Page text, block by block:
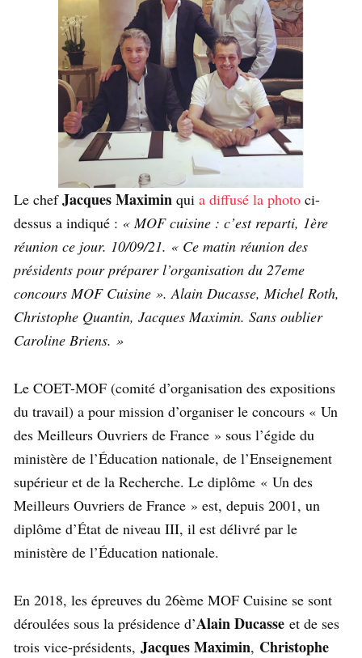
Le chefJacques Maximin qui a diffusé la photo ci-
dessus a indiqué : « MOF cuisine : c’est reparti, 1ère
réunion ce jour. 10/09/21. « Ce matin réunion des
présidents pour préparer l’organisation du 27eme
concours MOF Cuisine ». Alain Ducasse, Michel Roth,
Christophe Quantin, Jacques Maximin. Sans oublier
Caroline Briens. »
Le COET-MOF (comité d’organisation des expositions
du travail) a pour mission d’organiser le concours « Un
des Meilleurs Ouvriers de France » sous l’égide du
ministère de l’Éducation nationale, de l’Enseignement
supérieur et de la Recherche. Le diplôme « Un des
Meilleurs Ouvriers de France » est, depuis 2001, un
diplôme d’État de niveau III, il est délivré par le
ministère de l’Éducation nationale.
En 2018, les épreuves du 26ème MOF Cuisine se sont
déroulées sous la présidence d’Alain Ducasse et de ses
trois vice-présidents, Jacques Maximin, Christophe